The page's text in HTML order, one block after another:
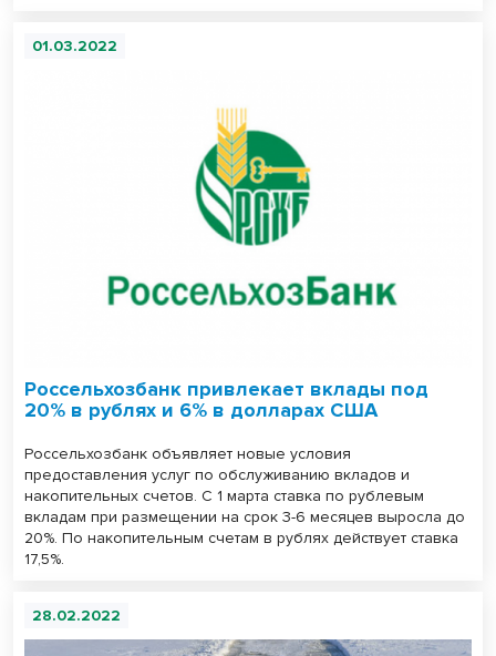
01.03.2022
Россельхозбанк привлекает вклады под
20% в рублях и 6% в долларах США
Россельхозбанк объявляет новые условия
предоставления услуг по обслуживанию вкладов и
накопительных счетов. С 1 марта ставка по рублевым
вкладам при размещении на срок 3-6 месяцев выросла до
20%. По накопительным счетам в рублях действует ставка
17,5%.
28.02.2022